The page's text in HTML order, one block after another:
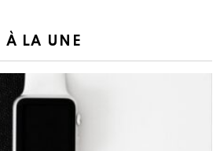
À LA UNE